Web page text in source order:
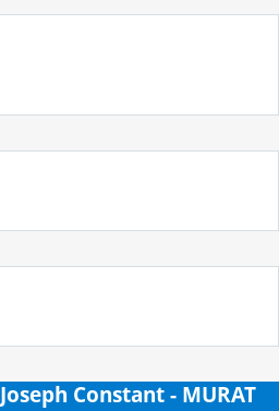
Constant - MURAT